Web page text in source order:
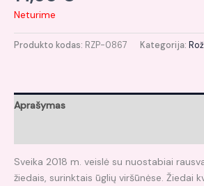
Neturime
Produkto kodas: RZP-0867 Kategorija:
Aprašymas
Sveika 2018 m. veislė su nuostabiai
žiedais, surinktais ūglių viršūnėse. Žiedai